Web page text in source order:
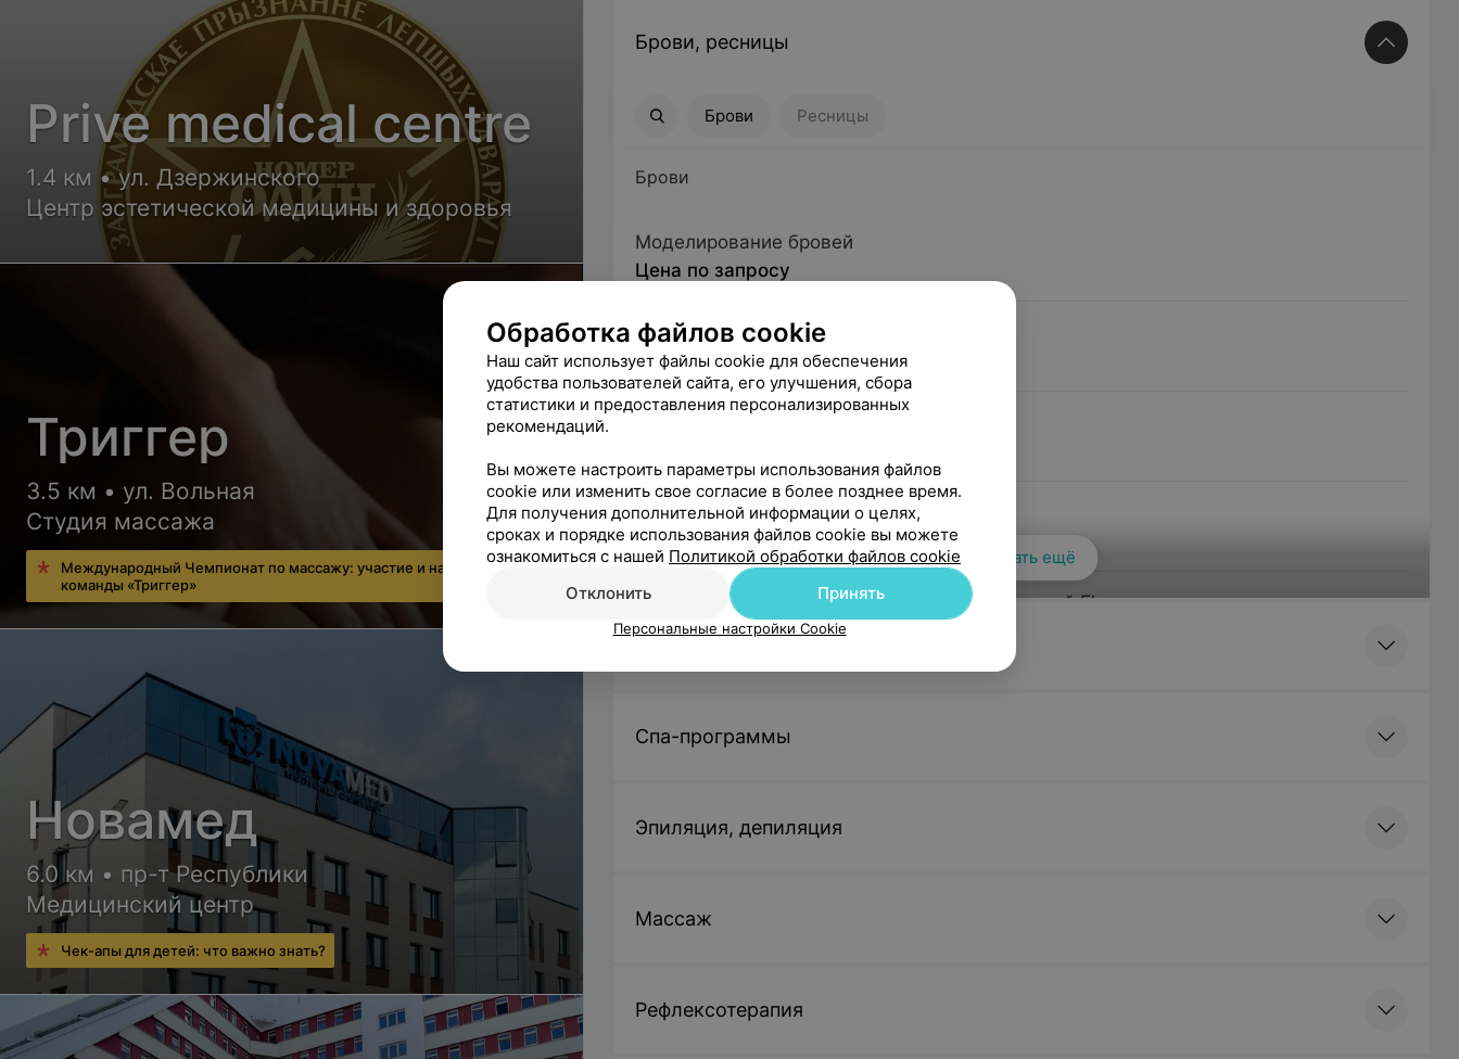
Брови, ресницы
Брови Ресницы
Брови Ресницы
Брови
Моделирование бровей
Цена по запросу
Коррекция бровей
Цена по запросу
Покраска бровей (Elan)
Цена по запросу
Моделирование и окраска бровей гель-краской Elan
Цена по запросу
Показать ещё
Спа-программы
Эпиляция, депиляция
Массаж
Рефлексотерапия
Prive medical centre
1.4 км • ул. Дзержинского
Центр эстетической медицины и здоровья
Триггер
3.5 км • ул. Вольная
Студия массажа
Международный Чемпионат по массажу: участие и награды
команды «Триггер»
Новамед
6.0 км • пр-т Республики
Медицинский центр
Чек-апы для детей: что важно знать?
Обработка файлов cookie
Наш сайт использует файлы cookie для обеспечения
удобства пользователей сайта, его улучшения, сбора
статистики и предоставления персонализированных
рекомендаций.
Вы можете настроить параметры использования файлов
cookie или изменить свое согласие в более позднее время.
Для получения дополнительной информации о целях,
сроках и порядке использования файлов cookie вы можете
ознакомиться с нашей Политикой обработки файлов cookie
Отклонить
Принять
Персональные настройки Cookie